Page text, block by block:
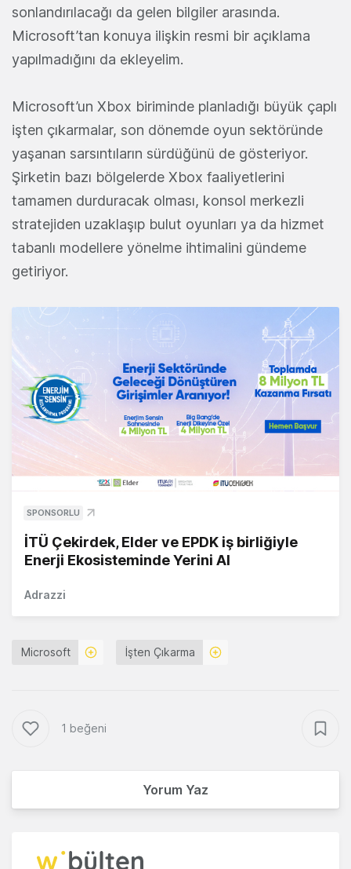
sonlandırılacağı da gelen bilgiler arasında.
Microsoft’tan konuya ilişkin resmi bir açıklama
yapılmadığını da ekleyelim.
Microsoft’un Xbox biriminde planladığı büyük çaplı
işten çıkarmalar, son dönemde oyun sektöründe
yaşanan sarsıntıların sürdüğünü de gösteriyor.
Şirketin bazı bölgelerde Xbox faaliyetlerini
tamamen durduracak olması, konsol merkezli
stratejiden uzaklaşıp bulut oyunları ya da hizmet
tabanlı modellere yönelme ihtimalini gündeme
getiriyor.
SPONSORLU
İTÜ Çekirdek, Elder ve EPDK iş birliğiyle
Enerji Ekosisteminde Yerini Al
Adrazzi
Microsoft İşten Çıkarma
1 beğeni
Yorum Yaz